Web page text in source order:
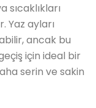
sıcaklıkları
Yaz ayları
ancak bu
için ideal bir
serin ve sakin